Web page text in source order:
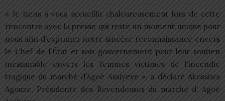
« Je tiens à vous accueillir chaleureusement lors de cette
rencontre avec la presse qui reste un moment unique pour
nous afin d’exprimer notre sincère reconnaissance envers
le Chef de l’État et son gouvernement pour leur soutien
inestimable envers les femmes victimes de l’incendie
tragique du marché d’Agoè Assiyeye », a déclaré Akossiwa
Agouze, Présidente des Revendeuses du marché d’ Agoè